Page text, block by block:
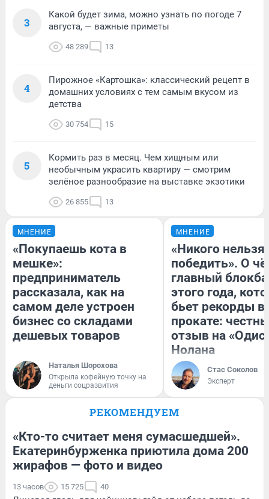
3
Какой будет зима, можно узнать по погоде 7
августа, — важные приметы
48 289 13
4
Пирожное «Картошка»: классический рецепт в
домашних условиях с тем самым вкусом из
детства
30 754 15
5
Кормить раз в месяц. Чем хищным или
необычным украсить квартиру — смотрим
зелёное разнообразие на выставке экзотики
26 855 13
МНЕНИЕ
«Покупаешь кота в
мешке»:
предприниматель
рассказала, как на
самом деле устроен
бизнес со складами
дешевых товаров
Наталья Шорохова
Открыла кофейную точку на
деньги соцразвития
МНЕНИЕ
«Никого нельзя
победить». О
главный
этого года,
бьет рекорды в
прокате:
отзыв на
Нолана
Стас Соколов
Эксперт
РЕКОМЕНДУЕМ
«Кто-то считает меня сумасшедшей».
Екатеринбурженка приютила дома 200
жирафов — фото и видео
13 часов 15 725 40